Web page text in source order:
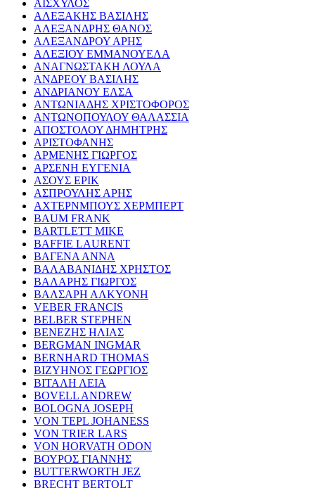
ΑΙΣΧΥΛΟΣ
ΑΛΕΞΑΚΗΣ ΒΑΣΙΛΗΣ
ΑΛΕΞΑΝΔΡΗΣ ΘΑΝΟΣ
ΑΛΕΞΑΝΔΡΟΥ ΑΡΗΣ
ΑΛΕΞΙΟΥ ΕΜΜΑΝΟΥΕΛΑ
ΑΝΑΓΝΩΣΤΑΚΗ ΛΟΥΛΑ
ΑΝΔΡΕΟΥ ΒΑΣΙΛΗΣ
ΑΝΔΡΙΑΝΟΥ ΕΛΣΑ
ΑΝΤΩΝΙΑΔΗΣ ΧΡΙΣΤΟΦΟΡΟΣ
ΑΝΤΩΝΟΠΟΥΛΟΥ ΘΑΛΑΣΣΙΑ
ΑΠΟΣΤΟΛΟΥ ΔΗΜΗΤΡΗΣ
ΑΡΙΣΤΟΦΑΝΗΣ
ΑΡΜΕΝΗΣ ΓΙΩΡΓΟΣ
ΑΡΣΕΝΗ ΕΥΓΕΝΙΑ
ΑΣΟΥΣ ΕΡΙΚ
ΑΣΠΡΟΥΛΗΣ ΑΡΗΣ
ΑΧΤΕΡΝΜΠΟΥΣ ΧΕΡΜΠΕΡΤ
BAUM FRANK
BARTLETT MIKE
BAFFIE LAURENT
ΒΑΓΕΝΑ ΑΝΝΑ
ΒΑΛΑΒΑΝΙΔΗΣ ΧΡΗΣΤΟΣ
ΒΑΛΑΡΗΣ ΓΙΩΡΓΟΣ
ΒΑΛΣΑΡΗ ΑΛΚΥΟΝΗ
VEBER FRANCIS
BELBER STEPHEN
ΒΕΝΕΖΗΣ ΗΛΙΑΣ
BERGMAN INGMAR
BERNHARD THOMAS
ΒΙΖΥΗΝΟΣ ΓΕΩΡΓΙΟΣ
ΒΙΤΑΛΗ ΛΕΙΑ
BOVELL ANDREW
BOLOGNA JOSEPH
VON TEPL JOHANESS
VON TRIER LARS
VON HORVATH ODON
ΒΟΥΡΟΣ ΓΙΑΝΝΗΣ
BUTTERWORTH JEZ
BRECHT BERTOLT